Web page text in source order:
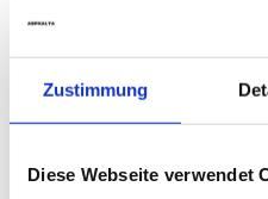
Zustimmung
Diese Webseite verwendet